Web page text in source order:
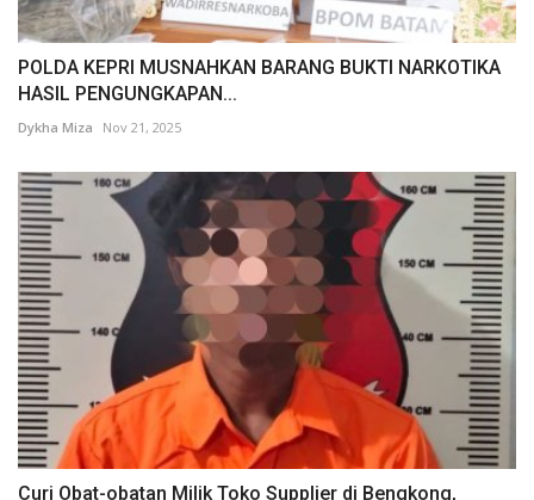
POLDA KEPRI MUSNAHKAN BARANG BUKTI NARKOTIKA
HASIL PENGUNGKAPAN...
Dykha Miza Nov 21, 2025
Curi Obat-obatan Milik Toko Supplier di Bengkong,